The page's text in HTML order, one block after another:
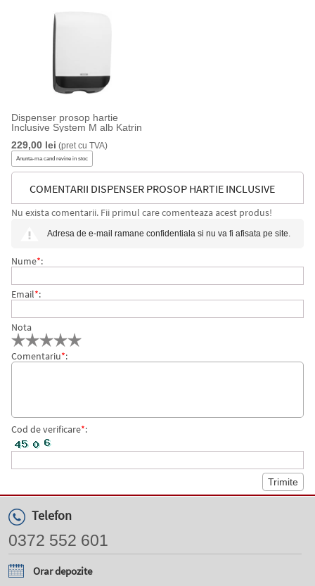
Dispenser prosop hartie
Inclusive System M alb Katrin
229,00 lei (pret cu TVA)
Anunta-ma cand revine in stoc
COMENTARII DISPENSER PROSOP HARTIE INCLUSIVE
SYSTEM M NEGRU KATRIN
Nu exista comentarii. Fii primul care comenteaza acest produs!
Adresa de e-mail ramane confidentiala si nu va fi afisata pe site.
Nume*:
Email*:
Nota
Comentariu*:
Cod de verificare*:
Telefon
0372 552 601
Orar depozite